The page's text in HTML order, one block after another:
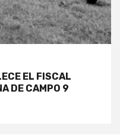
EL FISCAL
DE CAMPO 9